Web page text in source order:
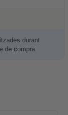
durant
de compra.